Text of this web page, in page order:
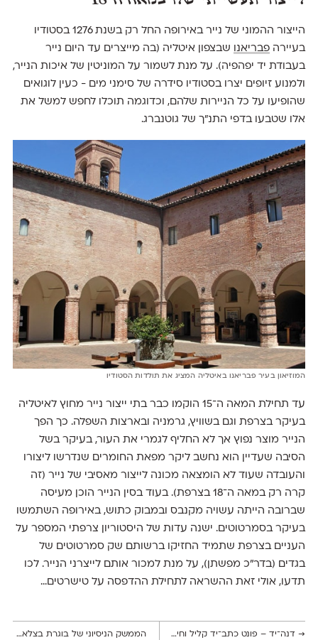
הייצור ההמוני של נייר באירופה החל רק בשנת 1276 בסטודיו
בעיירה פבריאנו שבצפון איטליה (בה מייצרים עד היום נייר
בעבודת יד יפהפיה). על מנת לשמור על המוניטין של איכות הנייר,
ולמנוע זיופים יצרו בסטודיו סידרה של סימני מים - כעין לוגואים
שהופיעו על כל הניירות שלהם, וכדוגמה תוכלו לחפש למשל את
אלו שטבעו בדפי התנ"ך של גוטנברג.
המוזיאון בעיר פבריאנו באיטליה המציג את תולדות הסטודיו
עד תחילת המאה ה־15 הוקמו כבר בתי ייצור נייר מחוץ לאיטליה
בעיקר בצרפת וגם בשוויץ, גרמניה ובארצות השפלה. כך הפך
הנייר מוצר נפוץ אך לא החליף לגמרי את העור, בעיקר בשל
הסיבה שעדיין הוא נחשב ליקר מפאת החומרים שנדרשו ליצורו
והעובדה שעוד לא הומצאה מכונה לייצור מאסיבי של נייר (זה
קרה רק במאה ה־18 בצרפת). בעוד בסין הנייר הוכן מעיסה
שברובה הייתה עשויה מקנבס ובמבוק כתוש, באירופה השתמשו
בעיקר בסמרטוטים. ישנה עדות של היסטוריון צרפתי המספר על
העניים בצרפת שתמיד החזיקו ברשותם שק סמרטוטים של
בגדים (בדר"כ מפשתן), על מנת למכור אותם לייצרני הנייר. לכו
תדעו, אולי זאת ההשראה לתחילת ההדפסה על טישרטים...
→דנה־יד – פונט כתב־יד קליל וחינני לשימוש חופשי הממשק הניסיוני של בוגרת בצלאל לבחינת פונטים פרמטריים